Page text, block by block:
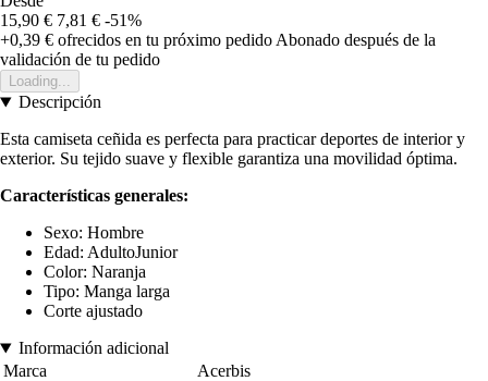
15,90 € 7,81 € -51%
+0,39 € ofrecidos en tu próximo pedido Abonado después de la
validación de tu pedido
Loading...
Descripción
Esta camiseta ceñida es perfecta para practicar deportes de interior y
exterior. Su tejido suave y flexible garantiza una movilidad óptima.
Características generales:
Sexo: Hombre
Edad: AdultoJunior
Color: Naranja
Tipo: Manga larga
Corte ajustado
Información adicional
Marca
Acerbis